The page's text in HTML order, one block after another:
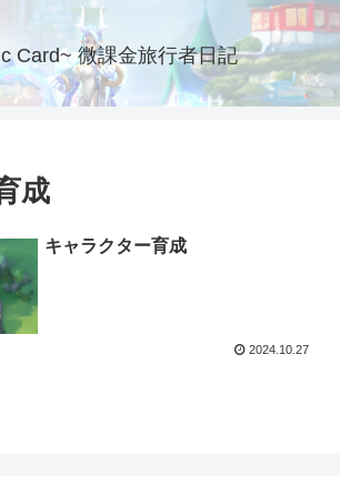
Card~ 微課金旅行者日記
成
キャラクター育成
2024.10.27